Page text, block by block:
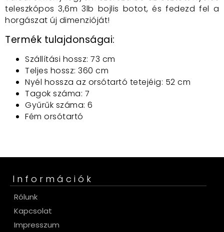
teleszkópos 3,6m 3lb bojlis botot, és fedezd fel a
horgászat új dimenzióját!
Termék tulajdonságai:
Szállítási hossz: 73 cm
Teljes hossz: 360 cm
Nyél hossza az orsótartó tetejéig: 52 cm
Tagok száma: 7
Gyűrűk száma: 6
Fém orsótartó
Információk
Rólunk
Kapcsolat
Impresszum